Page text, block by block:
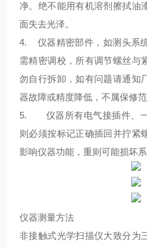
净。绝不能用有机溶剂擦拭油
面失去光泽。
4. 仪器精密部件，如测头系
需精密调校，所有调节螺丝与
勿自行拆卸，如有问题请通知
器故障或精度降低，不属保修范
5. 仪器所有电气接插件、一
则必须按标记正确插回并拧紧
影响仪器功能，重则可能损坏系
仪器测量方法
非接触式光学扫描仪大致分为